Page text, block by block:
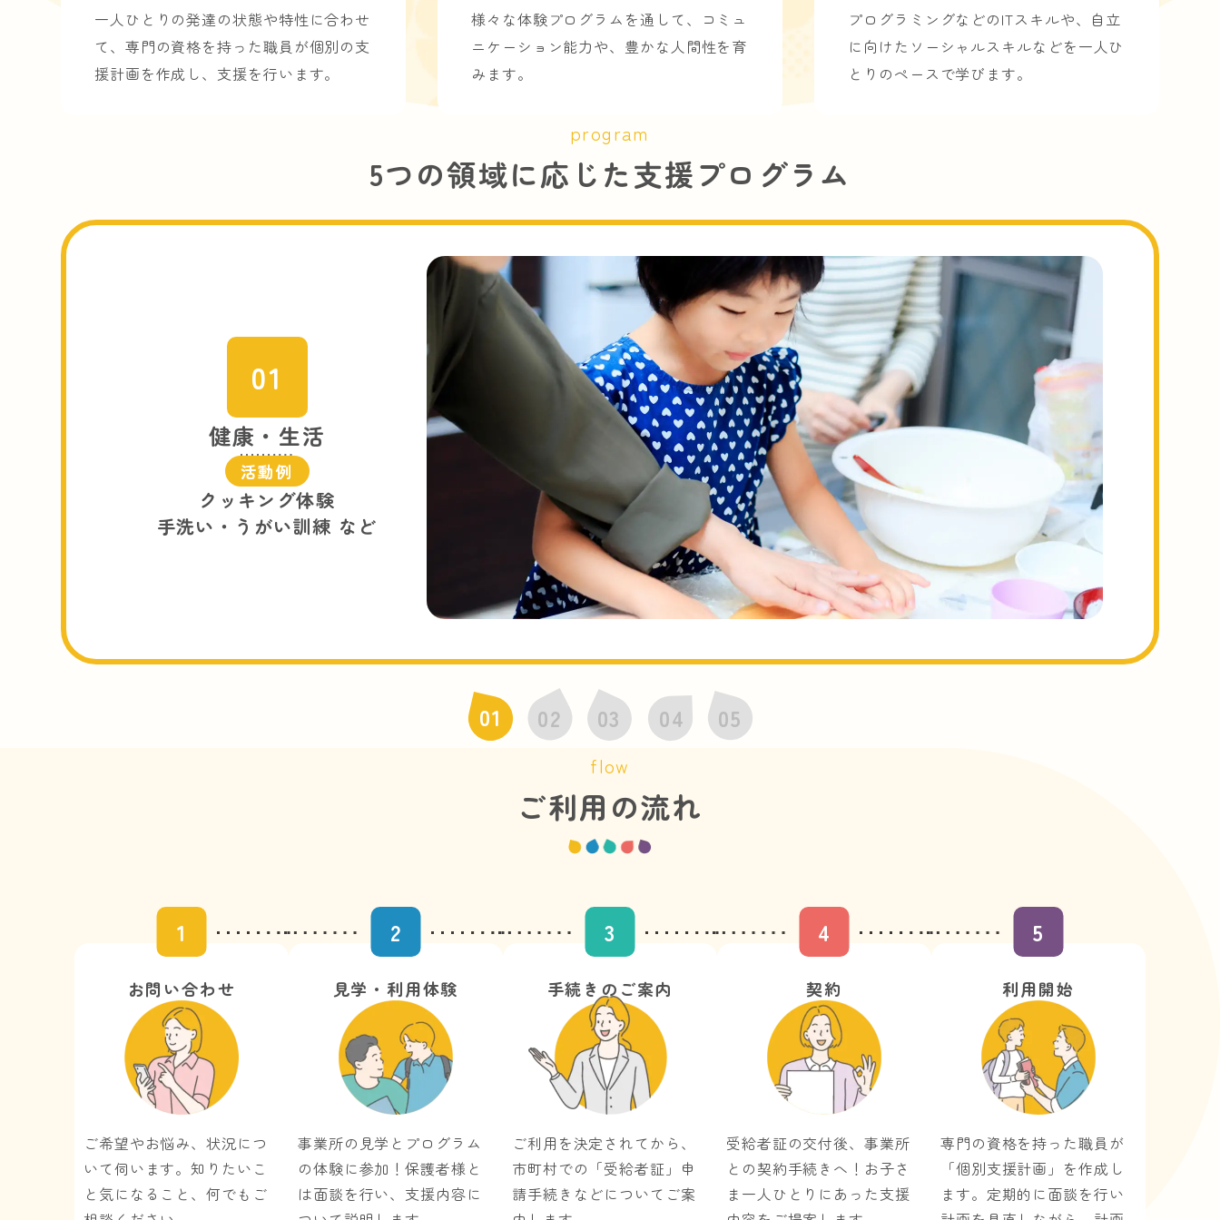
一人ひとりの発達の状態や特性に合わせ
て、専門の資格を持った職員が個別の支
援計画を作成し、支援を行います。
様々な体験プログラムを通して、コミュ
ニケーション能力や、豊かな人間性を育
みます。
プログラミングなどのITスキルや、自立
に向けたソーシャルスキルなどを一人ひ
とりのペースで学びます。
program
5つの領域に応じた支援プログラム
01
健康・生活
活動例
クッキング体験
手洗い・うがい訓練 など
01 02 03 04 05
flow
ご利用の流れ
1
お問い合わせ
ご希望やお悩み、状況につ
いて伺います。知りたいこ
と気になること、何でもご
2
見学・利用体験
事業所の見学とプログラム
の体験に参加！保護者様と
は面談を行い、支援内容に
3
手続きのご案内
ご利用を決定されてから、
市町村での「受給者証」申
請手続きなどについてご案
4
契約
受給者証の交付後、事業所
との契約手続きへ！お子さ
ま一人ひとりにあった支援
5
利用開始
専門の資格を持った職員が
「個別支援計画」を作成し
ます。定期的に面談を行い